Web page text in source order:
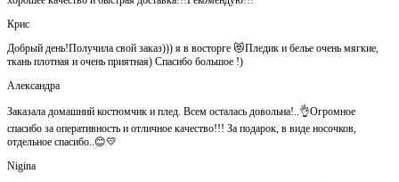
Крис
Добрый день!Получила свой заказ))) я в восторге 😻Пледик и белье очень мягкие,
ткань плотная и очень приятная) Спасибо большое !)
Александра
Заказала домашний костюмчик и плед. Всем осталась довольна!..👌Огромное
спасибо за оперативность и отличное качество!!! За подарок, в виде носочков,
отдельное спасибо..😊💛
Nigina